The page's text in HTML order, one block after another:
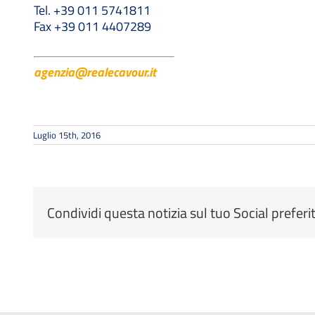
Tel. +39 011 5741811
Fax +39 011 4407289
agenzia@realecavour.it
Luglio 15th, 2016
Condividi questa notizia sul tuo Social